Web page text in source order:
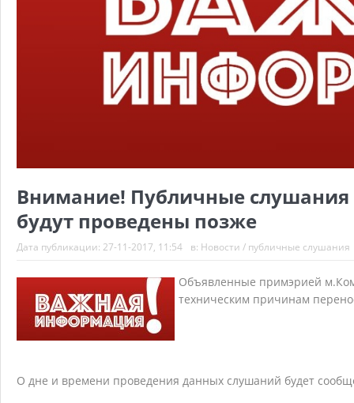
Внимание! Публичные слушания
будут проведены позже
Дата публикации: 27-11-2017, 11:54 в: Новости / публичные слушания
Объявленные примэрией
техническим причинам
О дне и времени проведения данных слушаний будет